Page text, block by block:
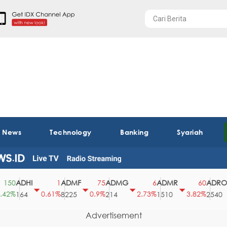
Technology Banking Syariah
ADHI
164
0.61%
ADMF
8225
0.9%
ADMG
214
2.73%
ADMR
1510
3.82%
ADRO
2540
Advertisement